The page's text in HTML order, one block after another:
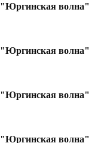
волна"
волна"
волна"
волна"